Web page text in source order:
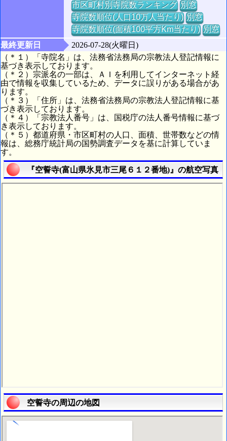
市区町村別寺院数ランキング 別窓
寺院数順位(人口10万人当たり) 別窓
寺院数順位(面積100平方Km当たり) 別窓
最終更新日
2026-07-28(火曜日)
（＊１）「寺院名」は、法務省法務局の宗教法人登記情報に
基づき表示しております。
（＊２）宗派名の一部は、ＡＩを利用してインターネット経
由で情報を収集しているため、データに誤りがある場合があ
ります。
（＊３）「住所」は、法務省法務局の宗教法人登記情報に基
づき表示しております。
（＊４）「宗教法人番号」は、国税庁の法人番号情報に基づ
き表示しております。
（＊５）都道府県・市区町村の人口、面積、世帯数などの情
報は、総務庁統計局の国勢調査データを基に計算していま
す。
『空誓寺(富山県氷見市三尾６１２番地)』の航空写真
空誓寺の周辺の地図